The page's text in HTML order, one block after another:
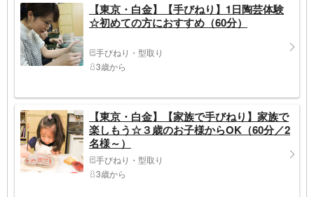
【東京・白金】【手びねり】1日陶芸体験
☆初めての方におすすめ（60分）
手びねり・型取り
3歳から
【東京・白金】【家族で手びねり】家族で
楽しもう☆３歳のお子様からOK（60分／2
名様～）
手びねり・型取り
3歳から